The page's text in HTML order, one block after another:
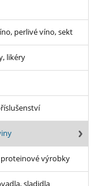
perlivé víno, sekt
likéry
výrobky
sladidla